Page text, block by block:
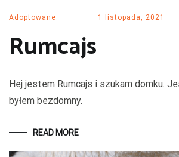
Adoptowane 1 listopada, 2021
Rumcajs
Hej jestem Rumcajs i szukam domku.
byłem bezdomny.
READ MORE